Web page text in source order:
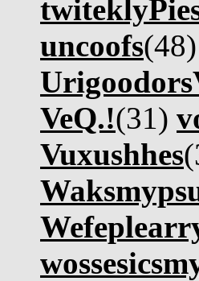
uncoofs(48)
VeQ.!(31)
Vuxushhes